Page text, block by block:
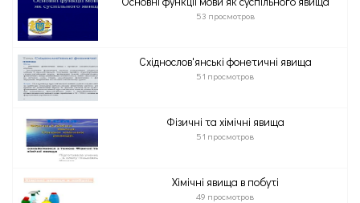
53 просмотров
Східнослов'янські фонетичні явища
51 просмотров
Фізичні та хімічні явища
51 просмотров
Хімічні явища в побуті
49 просмотров